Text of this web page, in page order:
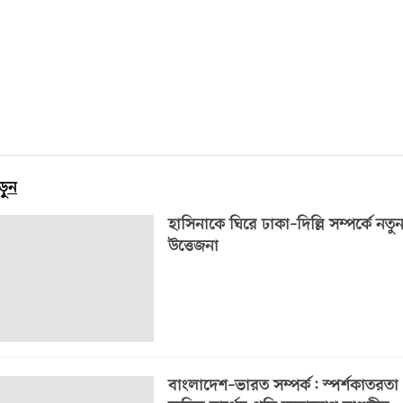
হাসিনাকে ঘিরে ঢাকা–দিল্লি সম্পর্কে নতুন
উত্তেজনা
বাংলাদেশ–ভারত সম্পর্ক: